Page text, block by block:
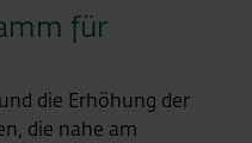
für
die Erhöhung der
die nahe am